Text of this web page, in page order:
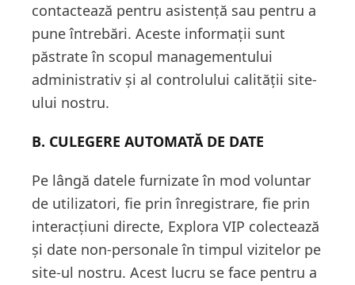
contactează pentru asistență sau pentru a
pune întrebări. Aceste informații sunt
păstrate în scopul managementului
administrativ și al controlului calității site-
ului nostru.
B. CULEGERE AUTOMATĂ DE DATE
Pe lângă datele furnizate în mod voluntar
de utilizatori, fie prin înregistrare, fie prin
interacțiuni directe, Explora VIP colectează
și date non-personale în timpul vizitelor pe
site-ul nostru. Acest lucru se face pentru a